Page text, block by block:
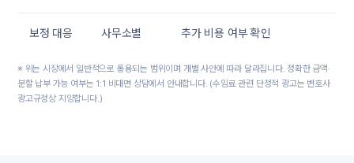
보정 대응 사무소별 추가 비용 여부 확인
※ 위는 시장에서 일반적으로 통용되는 범위이며 개별 사안에 따라 달라집니다. 정확한 금액·
분할 납부 가능 여부는 1:1 비대면 상담에서 안내합니다. (수임료 관련 단정적 광고는 변호사
광고규정상 지양합니다.)